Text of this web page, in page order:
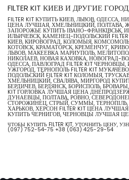
FILTER KIT КИЕВ И ДРУГИЕ
FILTER KIT КУПИТЬ КИЕВ, ЛЬВОВ, ОДЕССА,
ЦЕНА ЛУЧШАЯ, ХМЕЛЬНИЦКИЙ, ПОЛТАВА,
ЗАПОРОЖЬЕ КУПИТЬ ІВАНО-ФРАНКІВСЬК,
ИЛЬИЧЕВСК, КАМЕНЕЦ-ПОДОЛЬСКИЙ FILTER
КИЕВ, КИРОВОГРАД, КОЛОМЫЯ,
КОТОВСК, КРАМАТОРСК, КРЕМЕНЧУГ,
ЛЬВОВ, МАКЕЕВКА МАРИУПОЛЬ,
НИКОЛАЕВ, НОВАЯ КАХОВКА, НОВОГРАД-
ОДЕССА, ПАВЛОГРАД FILTER KIT
УЖГОРОД, ТЕРНОПОЛЬ FILTER KIT
ПОДОЛЬСКИЙ FILTER KIT КОЛОМЫЯ,
ХМЕЛЬНИЦКИЙ, СВАЛЯВА, МИРГОРОД
БЕРДИЧЕВ, БЕРДЯНСК, БОРИСПОЛЬ,
KIT ГОРЛОВКА ЛУЧШАЯ ЦЕНА
ДУНАЕВЦЫ, ПОЛТАВА, РОВНО,
СТОРОЖИНЕЦ, СТРЫЙ, СУММЫ, ТЕРНОПІЛЬ,
ХАРЬКОВ, ХЕРСОН FILTER KIT ЦЕНА
КУПИТЬ ЧЕРНИГОВ, ЧЕРНОВЦЫ ЛУЧШАЯ
ЧТОБЫ КУПИТЬ FILTER KIT, УТОЧНИТЬ ЦЕНУ,
(097) 752-54-75 +38 (063) 425-29-54